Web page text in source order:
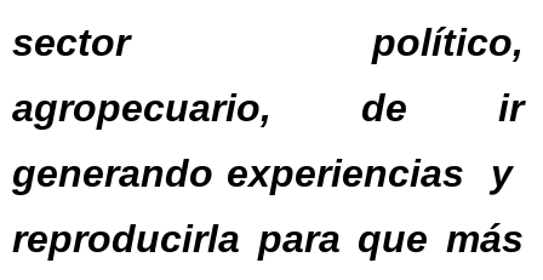
sector político,
agropecuario, de ir
generando experiencias y
reproducirla para que más